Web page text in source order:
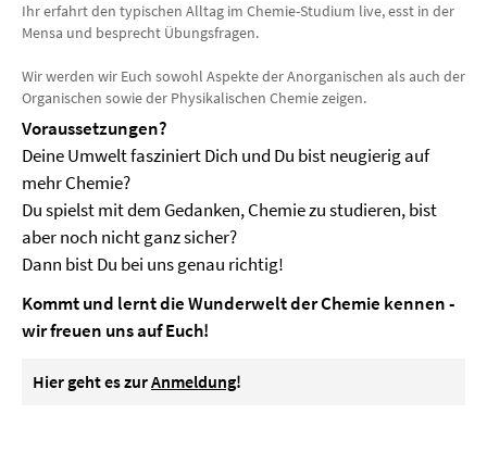
Ihr erfahrt den typischen Alltag im Chemie-Studium live, esst in der
Mensa und besprecht Übungsfragen.
Wir werden wir Euch sowohl Aspekte der Anorganischen als auch der
Organischen sowie der Physikalischen Chemie zeigen.
Voraussetzungen?
Deine Umwelt fasziniert Dich und Du bist neugierig auf
mehr Chemie?
Du spielst mit dem Gedanken, Chemie zu studieren, bist
aber noch nicht ganz sicher?
Dann bist Du bei uns genau richtig!
Kommt und lernt die Wunderwelt der Chemie kennen -
wir freuen uns auf Euch!
Hier geht es zurAnmeldung!